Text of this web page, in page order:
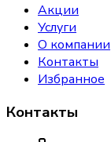
Акции
Услуги
О компании
Контакты
Избранное
Контакты